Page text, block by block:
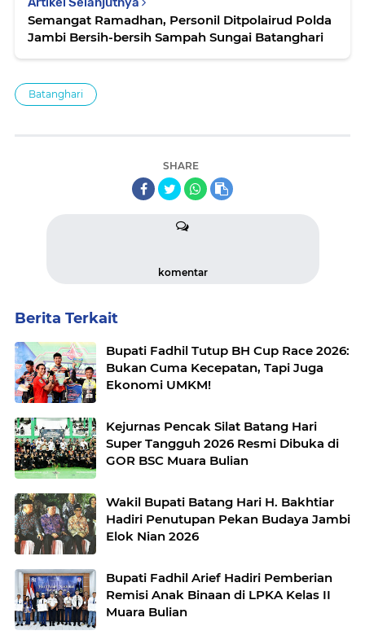
Semangat Ramadhan, Personil Ditpolairud Polda
Jambi Bersih-bersih Sampah Sungai Batanghari
Batanghari
SHARE
komentar
Berita Terkait
Bupati Fadhil Tutup BH Cup Race 2026:
Bukan Cuma Kecepatan, Tapi Juga
Ekonomi UMKM!
Kejurnas Pencak Silat Batang Hari
Super Tangguh 2026 Resmi Dibuka di
GOR BSC Muara Bulian
Wakil Bupati Batang Hari H. Bakhtiar
Hadiri Penutupan Pekan Budaya Jambi
Elok Nian 2026
Bupati Fadhil Arief Hadiri Pemberian
Remisi Anak Binaan di LPKA Kelas II
Muara Bulian